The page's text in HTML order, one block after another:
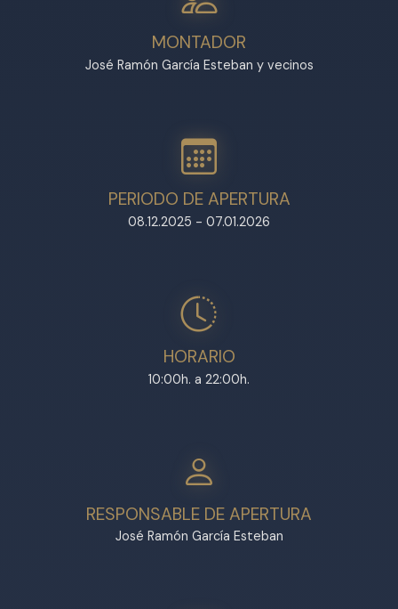
MONTADOR
José Ramón García Esteban y vecinos
PERIODO DE APERTURA
08.12.2025 - 07.01.2026
HORARIO
10:00h. a 22:00h.
RESPONSABLE DE APERTURA
José Ramón García Esteban